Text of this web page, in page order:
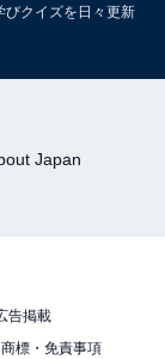
や離婚の噂が
ダイアナも12
びクイズを日々更新
Japan
告掲載
標・免責事項